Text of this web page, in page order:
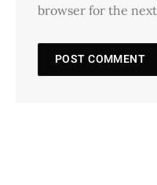
browser for the